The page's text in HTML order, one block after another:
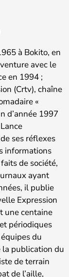
à Bokito, en
avec le
en 1994 ;
(Crtv), chaîne
«
d’année 1997
ses réflexes
informations
de société,
ayant
il publie
Expression
une centaine
périodiques
du
la publication du
de terrain
de l’aille,